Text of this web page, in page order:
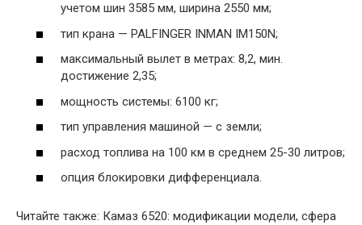
учетом шин 3585 мм, ширина 2550 мм;
тип крана — PALFINGER INMAN IM150N;
максимальный вылет в метрах: 8,2, мин.
достижение 2,35;
мощность системы: 6100 кг;
тип управления машиной — с земли;
расход топлива на 100 км в среднем 25-30 литров;
опция блокировки дифференциала.
Читайте также: Камаз 6520: модификации модели, сфера